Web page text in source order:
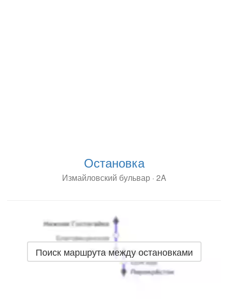
Остановка
Измайловский бульвар · 2A
Поиск маршрута между остановками